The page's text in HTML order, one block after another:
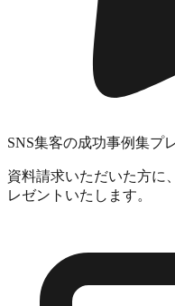
SNS集客の成功事例集プ
資料請求いただいた方に
レゼントいたします。